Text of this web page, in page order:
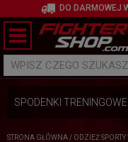
DO DARMOWEJ
WPISZ CZEGO
SPODENKI TRENINGOWE
STRONA GŁÓWNA / ODZIEŻ SPORTY